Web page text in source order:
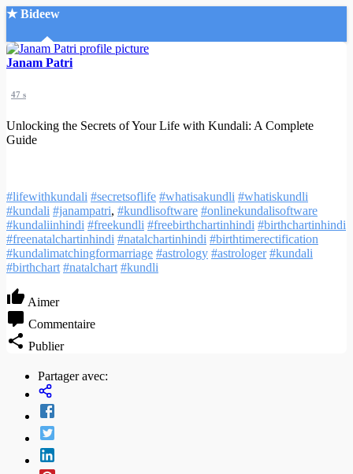
★ Bideew
Accueil
Mon compte
Connexion
Créer un compte
Mode nuit
Janam Patri
47 s
Unlocking the Secrets of Your Life with Kundali: A Complete
Guide
#lifewithkundali #secretsoflife #whatisakundli #whatiskundli
#kundali #janampatri, #kundlisoftware #onlinekundalisoftware
#kundaliinhindi #freekundli #freebirthchartinhindi #birthchartinhindi
#freenatalchartinhindi #natalchartinhindi #birthtimerectification
#kundalimatchingformarriage #astrology #astrologer #kundali
#birthchart #natalchart #kundli
Aimer
Commentaire
Publier
Partager avec: